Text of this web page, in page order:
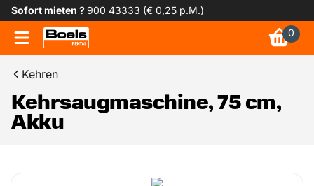
Sofort mieten ?900 43333 (€ 0,25 p.M.)
0
Kehren
Kehrsaugmaschine, 75 cm,
Akku